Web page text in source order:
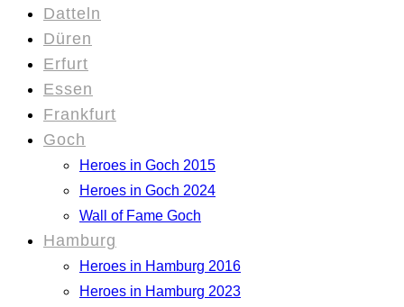
Datteln
Düren
Erfurt
Essen
Frankfurt
Goch
Heroes in Goch 2015
Heroes in Goch 2024
Wall of Fame Goch
Hamburg
Heroes in Hamburg 2016
Heroes in Hamburg 2023